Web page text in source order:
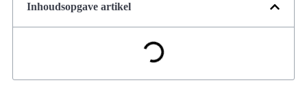
Inhoudsopgave artikel